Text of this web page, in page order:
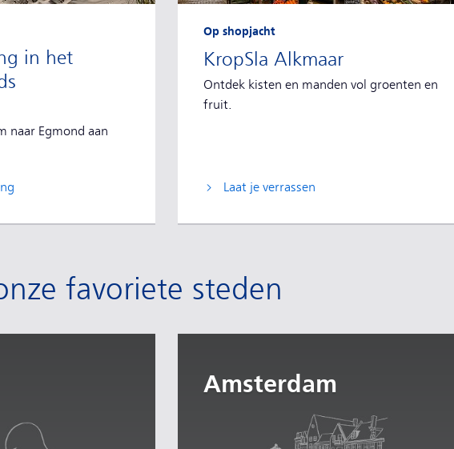
in het
naar Egmond aan
KropSla Alkmaar
Op shopjacht
Ontdek kisten en manden vol groenten en
fruit.
Laat je verrassen
favoriete steden
Amsterdam